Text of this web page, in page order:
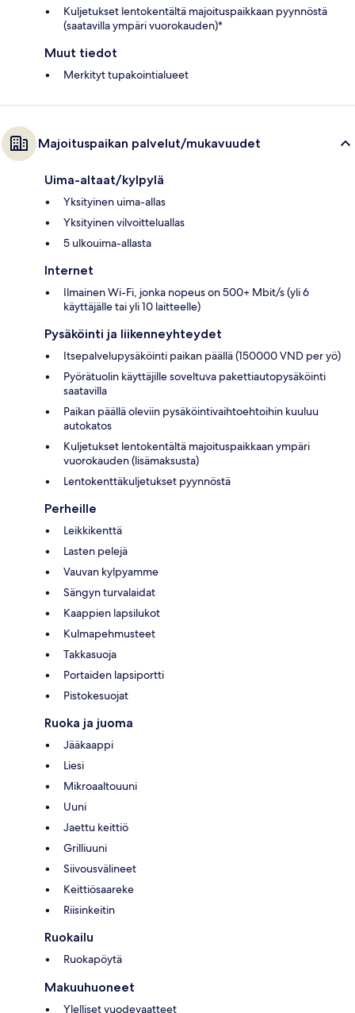
Kuljetukset lentokentältä majoituspaikkaan pyynnöstä
(saatavilla ympäri vuorokauden)*
Muut tiedot
Merkityt tupakointialueet
Majoituspaikan palvelut/mukavuudet
Uima-altaat/kylpylä
Yksityinen uima-allas
Yksityinen vilvoitteluallas
5 ulkouima-allasta
Internet
Ilmainen Wi-Fi, jonka nopeus on 500+ Mbit/s (yli 6
käyttäjälle tai yli 10 laitteelle)
Pysäköinti ja liikenneyhteydet
Itsepalvelupysäköinti paikan päällä (150000 VND per yö)
Pyörätuolin käyttäjille soveltuva pakettiautopysäköinti
saatavilla
Paikan päällä oleviin pysäköintivaihtoehtoihin kuuluu
autokatos
Kuljetukset lentokentältä majoituspaikkaan ympäri
vuorokauden (lisämaksusta)
Lentokenttäkuljetukset pyynnöstä
Perheille
Leikkikenttä
Lasten pelejä
Vauvan kylpyamme
Sängyn turvalaidat
Kaappien lapsilukot
Kulmapehmusteet
Takkasuoja
Portaiden lapsiportti
Pistokesuojat
Ruoka ja juoma
Jääkaappi
Liesi
Mikroaaltouuni
Uuni
Jaettu keittiö
Grilliuuni
Siivousvälineet
Keittiösaareke
Riisinkeitin
Ruokailu
Ruokapöytä
Makuuhuoneet
Ylelliset vuodevaatteet